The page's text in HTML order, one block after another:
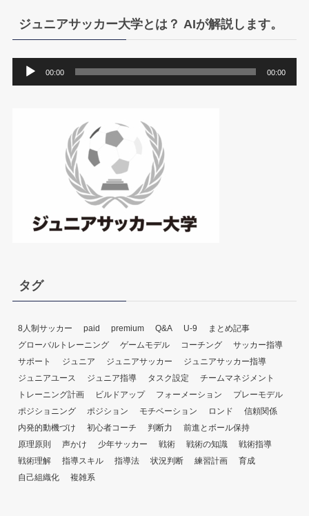
ジュニアサッカー大学とは？ AIが解説します。
声
00:00 00:00
タグ
8人制サッカー paid premium Q&A U-9
まとめ記事
グローバルトレーニング
ゲームモデル コーチング
サッカー指導
サポート
ジュニア ジュニアサッカー
ジュニアサッカー指導
ジュニアユース
ジュニア指導 タスク設定
チームマネジメント
トレーニング計画
ビルドアップ フォーメーション
プレーモデル
ポジショニング
ポジション モチベーション ロンド
信頼関係
内発的動機づけ
初心者コーチ 判断力
前進とボール保持
原理原則
声かけ 少年サッカー 戦術 戦術の知識
戦術指導
戦術理解
指導スキル 指導法 状況判断 練習計画
育成
自己組織化
複雑系